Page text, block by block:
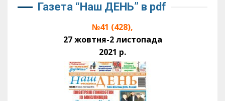
Газета “Наш ДЕНЬ” в pdf
№41 (428),
27 жовтня-2 листопада
2021 р.